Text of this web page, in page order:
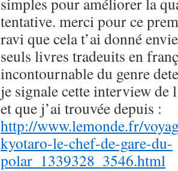
tentative. merci pour ce
ravi que cela t’ai donné
seuls livres tradeuits en
incontournable du genre
je signale cette interview de
et que j’ai trouvée depuis :
http://www.lemonde.fr/
kyotaro-le-chef-de-gare-du-
polar_1339328_3546.html